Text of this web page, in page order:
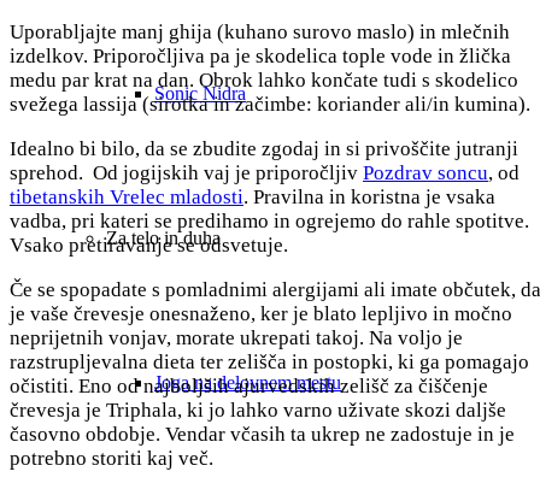
Sonic Nidra
Za telo in duha
Joga na delovnem mestu
Uporabljajte manj ghija (kuhano surovo maslo) in mlečnih
izdelkov. Priporočljiva pa je skodelica tople vode in žlička
medu par krat na dan. Obrok lahko končate tudi s skodelico
svežega lassija (sirotka in začimbe: koriander ali/in kumina).
Idealno bi bilo, da se zbudite zgodaj in si privoščite jutranji
sprehod. Od jogijskih vaj je priporočljiv Pozdrav soncu, od
tibetanskih Vrelec mladosti. Pravilna in koristna je vsaka
vadba, pri kateri se predihamo in ogrejemo do rahle spotitve.
Vsako pretiravanje se odsvetuje.
Če se spopadate s pomladnimi alergijami ali imate občutek, da
je vaše črevesje onesnaženo, ker je blato lepljivo in močno
neprijetnih vonjav, morate ukrepati takoj. Na voljo je
razstrupljevalna dieta ter zelišča in postopki, ki ga pomagajo
očistiti. Eno od najboljših ajurvedskih zelišč za čiščenje
črevesja je Triphala, ki jo lahko varno uživate skozi daljše
časovno obdobje. Vendar včasih ta ukrep ne zadostuje in je
potrebno storiti kaj več.